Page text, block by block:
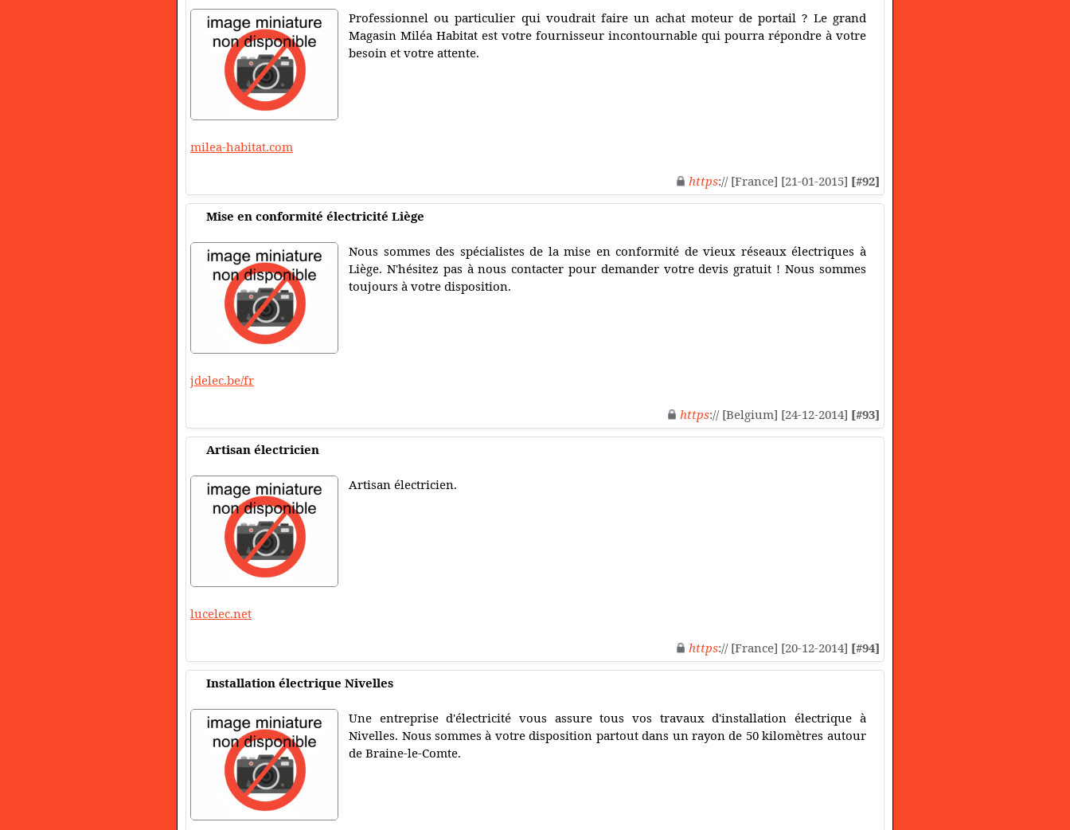
Professionnel ou particulier qui voudrait faire un achat moteur de portail ? Le grand
Magasin Miléa Habitat est votre fournisseur incontournable qui pourra répondre à votre
besoin et votre attente.
milea-habitat.com
https:// [France] [21-01-2015] [#92]
Mise en conformité électricité Liège
Nous sommes des spécialistes de la mise en conformité de vieux réseaux électriques à
Liège. N'hésitez pas à nous contacter pour demander votre devis gratuit ! Nous sommes
toujours à votre disposition.
jdelec.be/fr
https:// [Belgium] [24-12-2014] [#93]
Artisan électricien
Artisan électricien.
lucelec.net
https:// [France] [20-12-2014] [#94]
Installation électrique Nivelles
Une entreprise d'électricité vous assure tous vos travaux d'installation électrique à
Nivelles. Nous sommes à votre disposition partout dans un rayon de 50 kilomètres autour
de Braine-le-Comte.